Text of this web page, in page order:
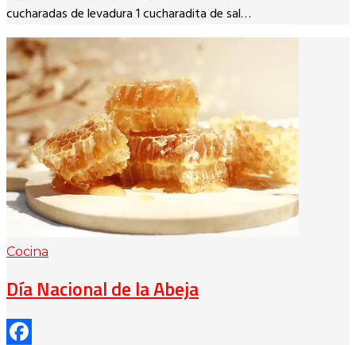
cucharadas de levadura 1 cucharadita de sal…
Cocina
Día Nacional de la Abeja